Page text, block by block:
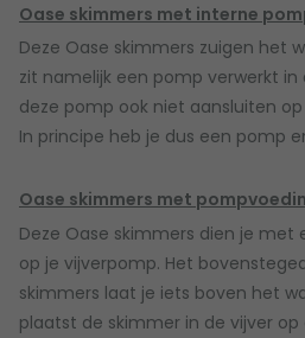
Oase skimmers met interne
Deze Oase skimmers zuigen het
zit namelijk een pomp verwerkt in
deze pomp ook niet aansluiten
In principe heb je dus een pomp
Oase skimmers met
Deze Oase skimmers dien je met
op je vijverpomp. Het
skimmers laat je iets boven het
plaatst de skimmer in de vijver